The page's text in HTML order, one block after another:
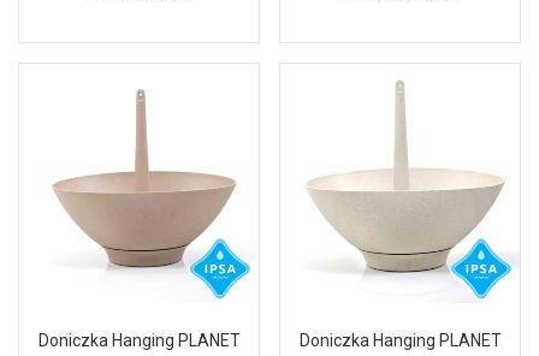
Doniczka Hanging PLANET Doniczka Hanging PLANET